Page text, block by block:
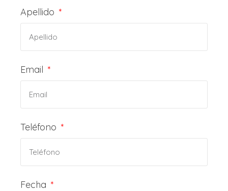
Apellido
Email
Teléfono
Fecha